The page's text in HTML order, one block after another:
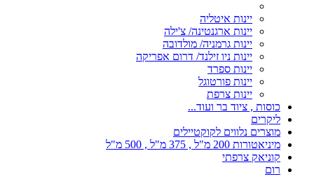
יינות איטליה
יינות ארגנטינה/ צ'ילה
יינות גרמניה/ מולדובה
יינות ניו זילנד/ דרום אפריקה
יינות ספרד
יינות פורטוגל
יינות צרפת
כוסות , ציוד בר ועוד...
ליקרים
מוצרים נלווים לקוקטיילים
מיניאטורות 200 מ"ל , 375 מ"ל , 500 מ"ל
קוניאק צרפתי
רום